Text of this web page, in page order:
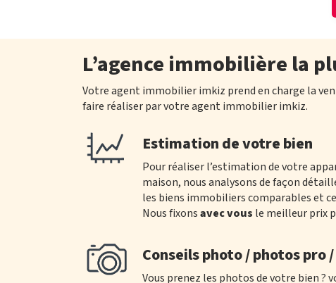
L’agence immobilière la
Votre agent immobilier imkiz prend en charge la
faire réaliser par votre agent immobilier imkiz.
Estimation de votre bien
Pour réaliser l’estimation de votre
maison, nous analysons de façon
les biens immobiliers comparables et
Nous fixonsavec vous le meilleur prix
Conseils photo / photos pro
Vous prenez les photos de votre bien ?